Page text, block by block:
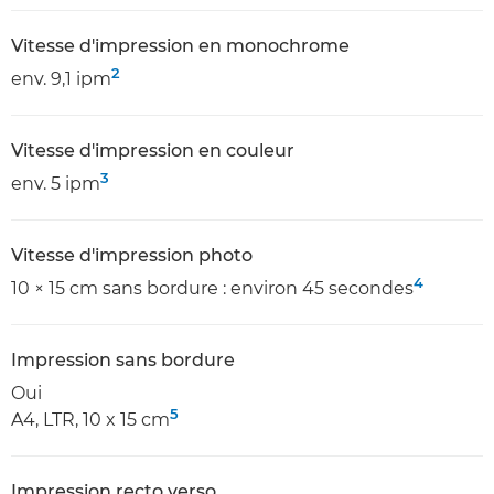
Vitesse d'impression en monochrome
env. 9,1 ipm2
Vitesse d'impression en couleur
env. 5 ipm3
Vitesse d'impression photo
10 × 15 cm sans bordure : environ 45 secondes4
Impression sans bordure
Oui
A4, LTR, 10 x 15 cm5